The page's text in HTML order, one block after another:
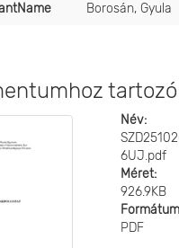
Borosán, Gyula
Név:
6UJ.pdf
Méret:
926.9KB
PDF